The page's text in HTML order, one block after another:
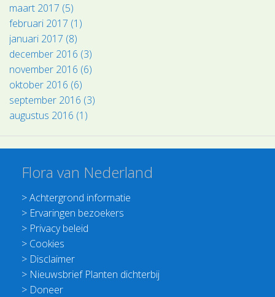
maart 2017 (5)
februari 2017 (1)
januari 2017 (8)
december 2016 (3)
november 2016 (6)
oktober 2016 (6)
september 2016 (3)
augustus 2016 (1)
Flora van Nederland
>Achtergrond informatie
> Ervaringen bezoekers
> Privacy beleid
> Cookies
> Disclaimer
> Nieuwsbrief Planten dichterbij
> Doneer